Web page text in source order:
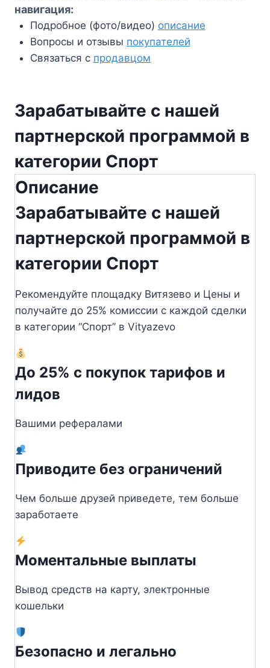
навигация:
Подробное (фото/видео) описание
Вопросы и отзывы покупателей
Связаться с продавцом
Зарабатывайте с нашей
партнерской программой в
категории Спорт
Описание
Зарабатывайте с нашей
партнерской программой в
категории Спорт
Рекомендуйте площадку Витязево и Цены и
получайте до 25% комиссии с каждой сделки
в категории “Спорт” в Vityazevo
До 25% с покупок тарифов и
лидов
Вашими рефералами
Приводите без ограничений
Чем больше друзей приведете, тем больше
заработаете
Моментальные выплаты
Вывод средств на карту, электронные
кошельки
Безопасно и легально